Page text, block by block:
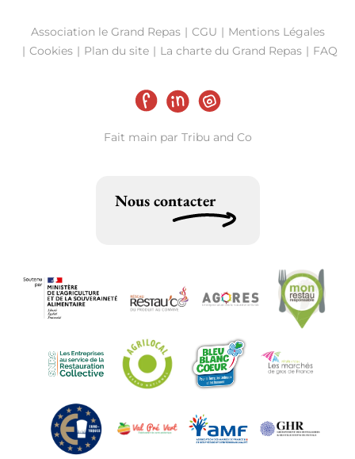
Association le Grand Repas CGU
Mentions Légales
Cookies
Plan du site La charte du Grand Repas FAQ
FacebookLinkedInInstagram
Fait main par Tribu and Co
Nous contacter